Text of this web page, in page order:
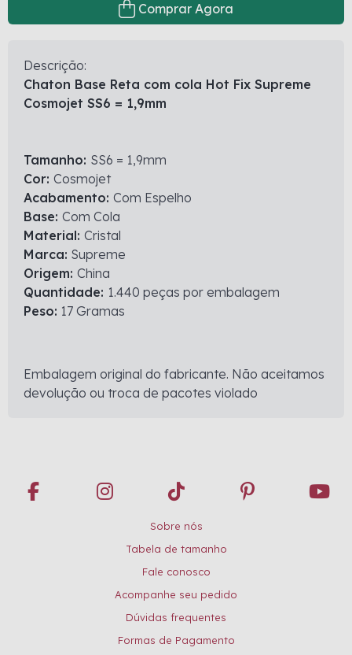
Comprar Agora
Descrição:
Chaton Base Reta com cola Hot Fix Supreme
Cosmojet SS6 = 1,9mm
Tamanho: SS6 = 1,9mm
Cor: Cosmojet
Acabamento: Com Espelho
Base: Com Cola
Material: Cristal
Marca: Supreme
Origem: China
Quantidade: 1.440 peças por embalagem
Peso: 17 Gramas
Embalagem original do fabricante. Não aceitamos
devolução ou troca de pacotes violado
Sobre nós
Tabela de tamanho
Fale conosco
Acompanhe seu pedido
Dúvidas frequentes
Formas de Pagamento